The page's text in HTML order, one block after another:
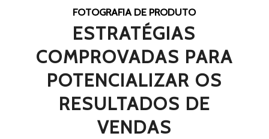
FOTOGRAFIA DE PRODUTO
ESTRATÉGIAS
COMPROVADAS PARA
POTENCIALIZAR OS
RESULTADOS DE
VENDAS